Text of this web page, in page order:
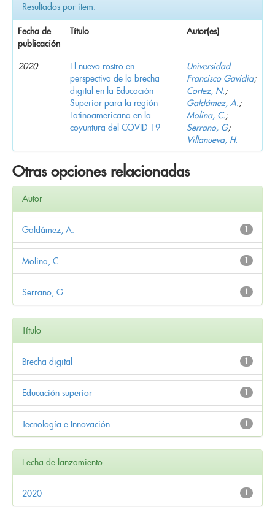
Resultados por ítem:
Fecha de
publicación
Título Autor(es)
2020
El nuevo rostro en
perspectiva de la brecha
digital en la Educación
Superior para la región
Latinoamericana en la
coyuntura del COVID-19
Universidad
Francisco Gavidia;
Cortez, N.;
Galdámez, A.;
Molina, C.;
Serrano, G;
Villanueva, H.
Otras opciones relacionadas
Autor
1
Galdámez, A.
1
Molina, C.
1
Serrano, G
Título
1
Brecha digital
1
Educación superior
1
Tecnología e Innovación
Fecha de lanzamiento
1
2020